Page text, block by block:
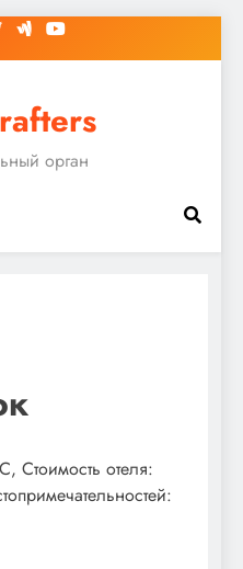
орган
Стоимость отеля: